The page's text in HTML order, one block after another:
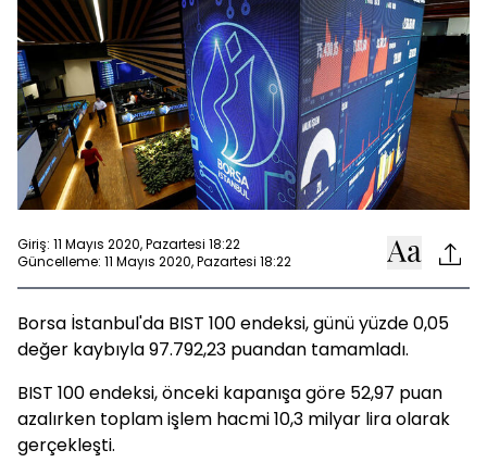
Giriş: 11 Mayıs 2020, Pazartesi 18:22
Güncelleme: 11 Mayıs 2020, Pazartesi 18:22
Borsa İstanbul'da BIST 100 endeksi, günü yüzde 0,05
değer kaybıyla 97.792,23 puandan tamamladı.
BIST 100 endeksi, önceki kapanışa göre 52,97 puan
azalırken toplam işlem hacmi 10,3 milyar lira olarak
gerçekleşti.